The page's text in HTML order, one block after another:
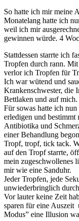
So hatte ich mir meine
Monatelang hatte ich
weil ich mir
gewinnen würde. 4
Stattdessen starrte ich
Tropfen durch rann.
verlor ich Tropfen für
Ich war wütend und
Krankenschwester, die
Bettlaken und auf mich.
Für sowas hatte ich
erledigen und
Antibiotika und
einer Behandlung
Tropf, tropf, tick tack.
auf den Tropf starrte,
mein zugeschwollenes
mir wie eine Sanduhr.
Jeder Tropfen, jede
unwiederbringlich
Vor lauter keine Zeit
sparen für eine Auszeit
Modus” eine Illusion